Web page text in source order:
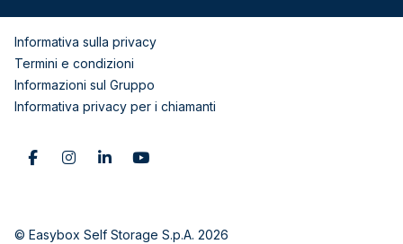
Informativa sulla privacy
Termini e condizioni
Informazioni sul Gruppo
Informativa privacy per i chiamanti
© Easybox Self Storage S.p.A. 2026